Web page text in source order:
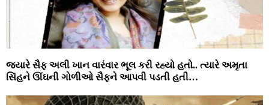
જ્યારે સૈફ અલી ખાન વારંવાર ભૂલ કરી રહ્યો હતો.. ત્યારે અમૃતા
સિંહને ઊંઘની ગોળીઓ સૈફને આપવી પડતી હતી…